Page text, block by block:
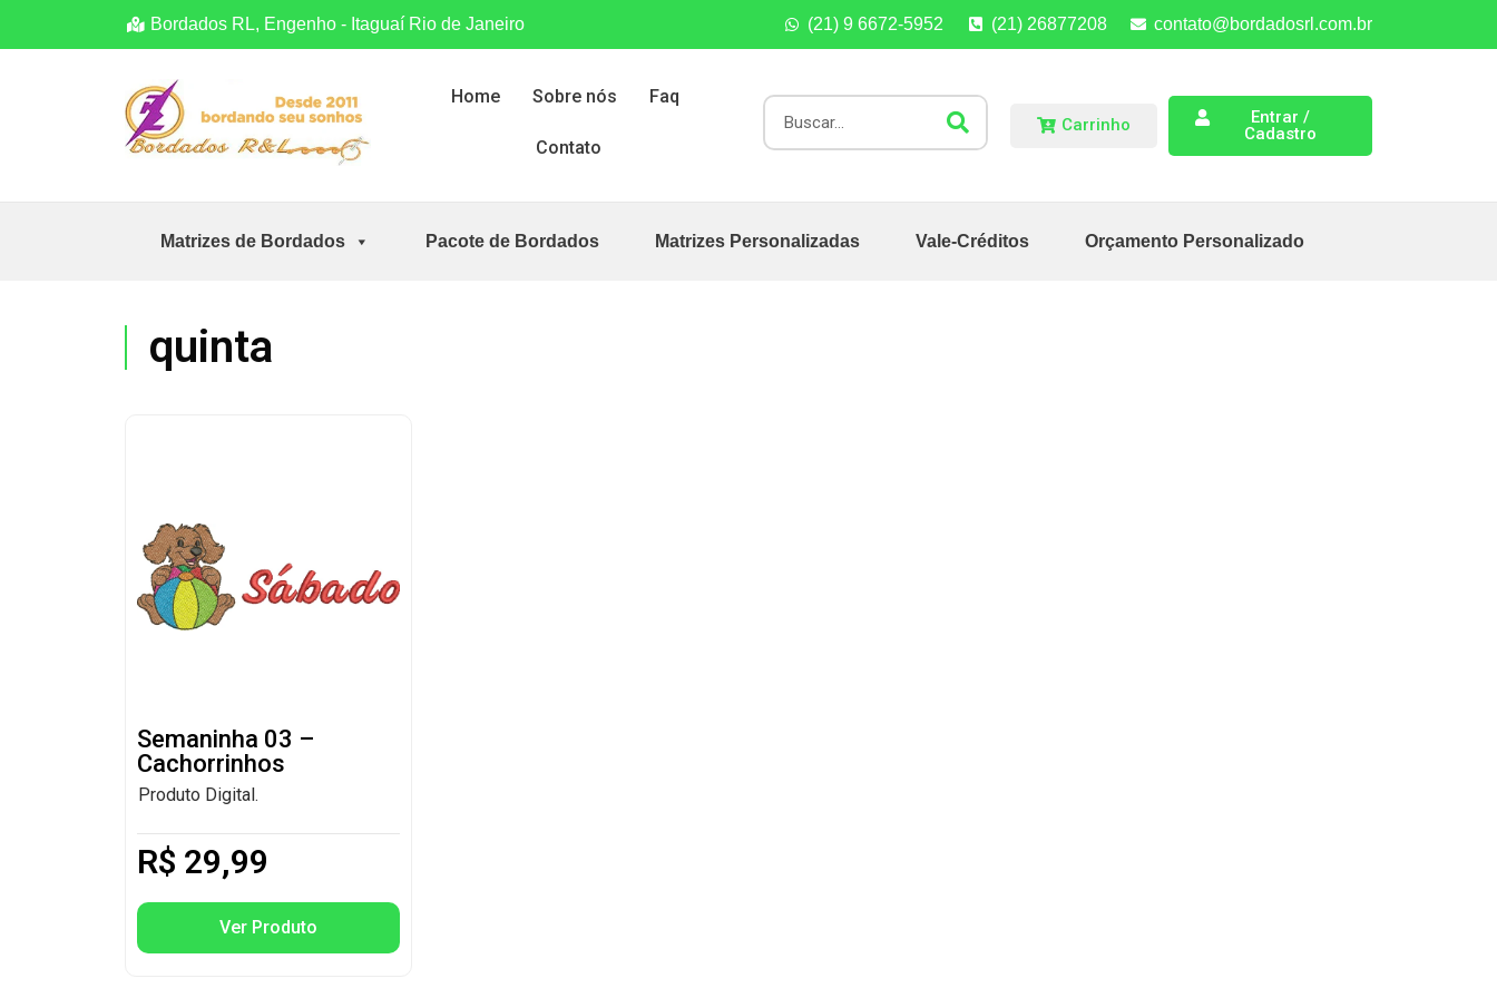
Bordados RL, Engenho - Itaguaí Rio de Janeiro (21) 9 6672-5952 (21) 26877208 contato@bordadosrl.com.br
Home Sobre nós Faq
Contato
Carrinho
Entrar /
Cadastro
Matrizes de Bordados Pacote de Bordados Matrizes Personalizadas Vale-Créditos Orçamento Personalizado
quinta
Semaninha 03 –
Cachorrinhos
Produto Digital.
R$ 29,99
Ver Produto